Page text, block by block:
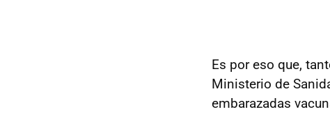
Es por eso que,
Ministerio de
embarazadas